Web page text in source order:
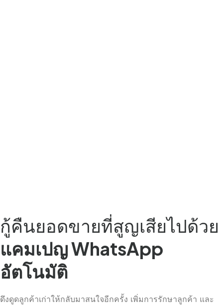
กู้คืนยอดขายที่สูญเสียไปด้วย
แคมเปญ WhatsApp
อัตโนมัติ
ดึงดูดลูกค้าเก่าให้กลับมาสนใจอีกครั้ง เพิ่มการรักษาลูกค้า และ